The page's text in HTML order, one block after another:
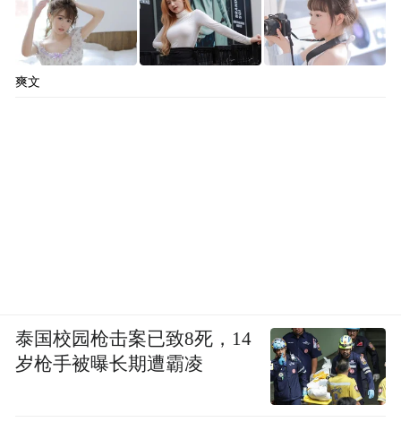
爽文
泰国校园枪击案已致8死，14
岁枪手被曝长期遭霸凌